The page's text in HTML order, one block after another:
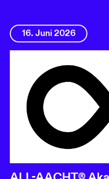
16. Juni 2026